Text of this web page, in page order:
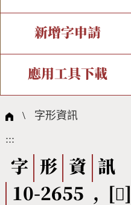
全字庫介紹
中文碼介紹
國際字碼相關組織
IDS查詢
複合查詢
筆畫查詢
筆順序查詢
CNS查詢
新增字申請
新字申請處理流程
字形即時顯示
全字庫授權
應用工具下載
個人電腦造字處理工
字形下載
問題集
熱門查詢統計
\ 字形資訊
:::
字 形 資
訊
10-2655 ,